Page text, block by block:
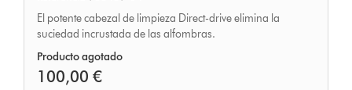
cabezal
El potente cabezal de limpieza Direct-drive elimina la
suciedad incrustada de las alfombras.
Producto agotado
100,00 €